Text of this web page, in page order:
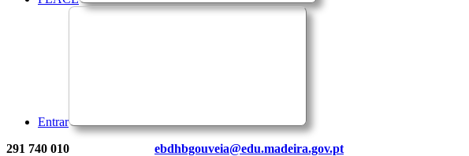
Entrar
291 740 010 ebdhbgouveia@edu.madeira.gov.pt